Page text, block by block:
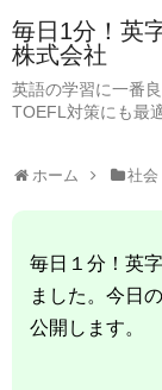
毎日1分！英
株式会社
英語の学習に一番
TOEFL対策にも最
ホーム 社会
毎日１分！英
ました。今日
公開します。